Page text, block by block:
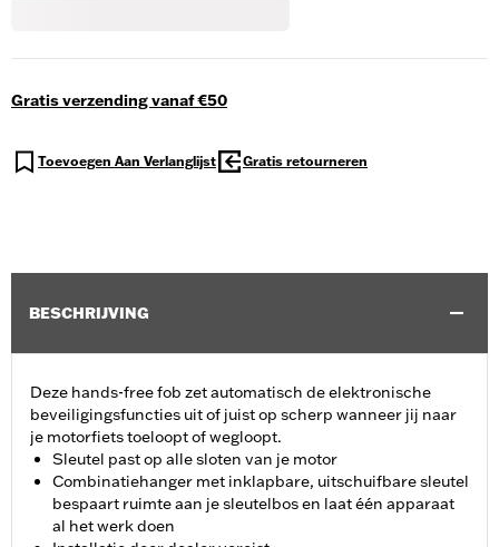
Gratis verzending vanaf €50
Toevoegen Aan Verlanglijst Gratis retourneren
BESCHRIJVING
Deze hands-free fob zet automatisch de elektronische
beveiligingsfuncties uit of juist op scherp wanneer jij naar
je motorfiets toeloopt of wegloopt.
Sleutel past op alle sloten van je motor
Combinatiehanger met inklapbare, uitschuifbare sleutel
bespaart ruimte aan je sleutelbos en laat één apparaat
al het werk doen